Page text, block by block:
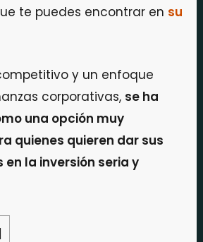
te puedes encontrar en su
y un enfoque
corporativas, se ha
una opción muy
quienes quieren dar sus
la inversión seria y